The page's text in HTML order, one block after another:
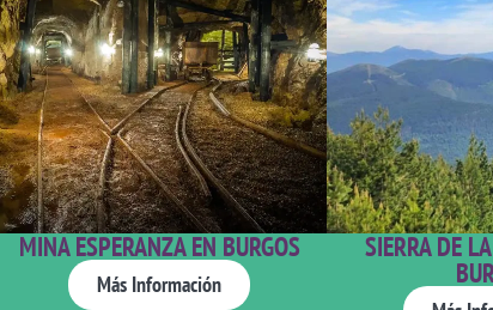
MINA ESPERANZA EN BURGOS
Más Información
SIERRA DE